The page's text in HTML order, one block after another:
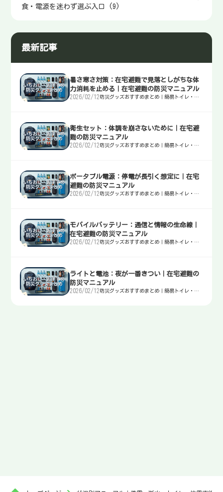
食・電源を迷わず選ぶ入口 (9)
最新記事
暑さ寒さ対策：在宅避難で見落としがちな体
力消耗を止める｜在宅避難の防災マニュアル
2026/02/12 防災グッズおすすめまとめ｜簡易トイレ・
衛生セット：体調を崩さないために｜在宅避
難の防災マニュアル
2026/02/12 防災グッズおすすめまとめ｜簡易トイレ・
ポータブル電源：停電が長引く想定に｜在宅
避難の防災マニュアル
2026/02/12 防災グッズおすすめまとめ｜簡易トイレ・
モバイルバッテリー：通信と情報の生命線｜
在宅避難の防災マニュアル
2026/02/12 防災グッズおすすめまとめ｜簡易トイレ・
ライトと電池：夜が一番きつい｜在宅避難の
防災マニュアル
2026/02/12 防災グッズおすすめまとめ｜簡易トイレ・